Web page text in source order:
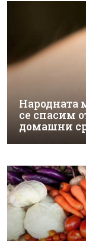
Народната
се спасим
домашни